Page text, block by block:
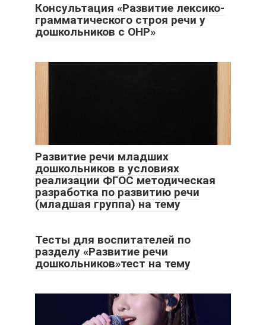
Консультация «Развитие лексико-
грамматического строя речи у
дошкольников с ОНР»
Развитие речи младших
дошкольников в условиях
реализации ФГОС методическая
разработка по развитию речи
(младшая группа) на тему
Тесты для воспитателей по
разделу «Развитие речи
дошкольников»тест на тему